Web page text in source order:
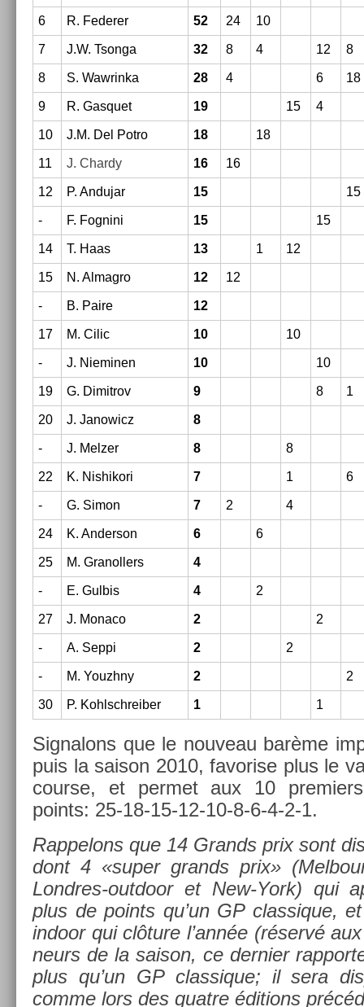
6 R. Feder­er 52 24 10
7 J.W. Tson­ga 32 8 4 12 8
8 S. Waw­rinka 28 4 6 18
9 R. Gas­quet 19 15 4
10 J.M. Del Potro 18 18
11 J. Char­dy 16 16
12 P. An­dujar 15 15
- F. Fog­nini 15 15
14 T. Haas 13 1 12
15 N. Al­mag­ro 12 12
- B. Paire 12
17 M. Cilic 10 10
- J. Niemin­en 10 10
19 G. Di­mit­rov 9 8 1
20 J. Janowicz 8
- J. Melz­er 8 8
22 K. Nis­hikori 7 1 6
- G. Simon 7 2 4
24 K. An­der­son 6 6
25 M. Granoll­ers 4
- E. Gul­bis 4 2
27 J. Monaco 2 2
- A. Seppi 2 2
- M. Youzhny 2 2
30 P. Kohlschreib­er 1 1
Sig­nalons que le nouveau barème
puis la saison 2010, favor­ise plus le
co­ur­se, et per­met aux 10
points: 25-18-15-12-10-8-6-4-2-1.
Rap­pelons que 14 Grands prix sont
dont 4 «super grands prix»
Londres-outdoor et New-York) qui
plus de points qu’un GP clas­sique,
in­door qui clôture l’année (réservé
neurs de la saison, ce de­rni­er
plus qu’un GP clas­sique; il sera
comme lors des quat­re édi­tions